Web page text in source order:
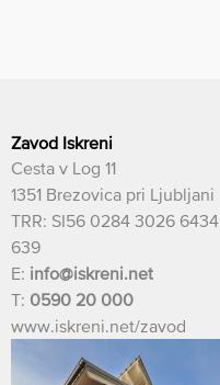
Zavod Iskreni
Cesta v Log 11
1351 Brezovica pri Ljubljani
TRR: SI56 0284 3026 6434
639
E: info@iskreni.net
T: 0590 20 000
www.iskreni.net/zavod